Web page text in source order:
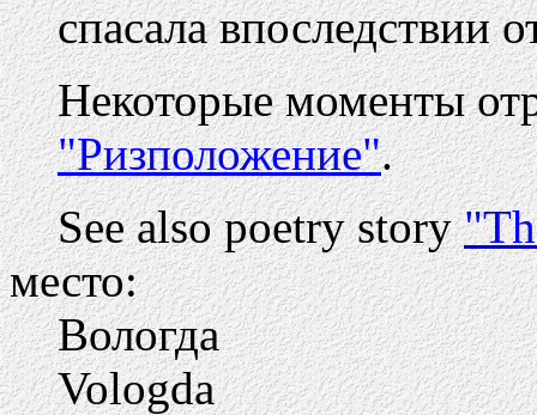
спасала впоследствии
Некоторые моменты
"Ризположение".
See also poetry story
место:
Вологда
Vologda